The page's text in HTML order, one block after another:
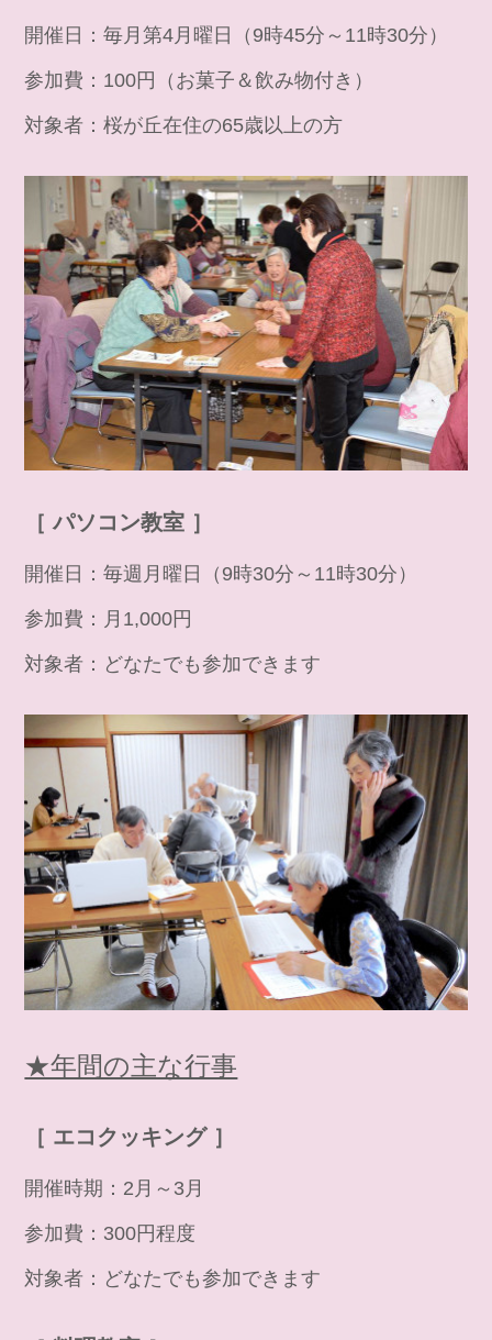
開催日：毎月第4月曜日（9時45分～11時30分）
参加費：100円（お菓子＆飲み物付き）
対象者：桜が丘在住の65歳以上の方
［ パソコン教室 ］
開催日：毎週月曜日（9時30分～11時30分）
参加費：月1,000円
対象者：どなたでも参加できます
★年間の主な行事
［ エコクッキング ］
開催時期：2月～3月
参加費：300円程度
対象者：どなたでも参加できます